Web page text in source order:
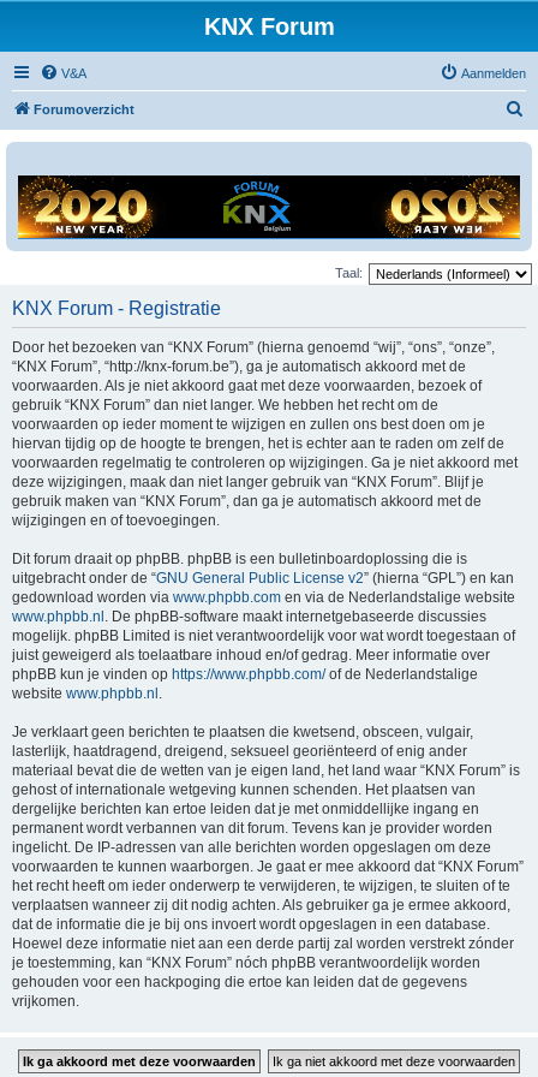
KNX Forum
V&A Aanmelden
Forumoverzicht
Taal:
KNX Forum - Registratie
Door het bezoeken van “KNX Forum” (hierna genoemd “wij”, “ons”, “onze”,
“KNX Forum”, “http://knx-forum.be”), ga je automatisch akkoord met de
voorwaarden. Als je niet akkoord gaat met deze voorwaarden, bezoek of
gebruik “KNX Forum” dan niet langer. We hebben het recht om de
voorwaarden op ieder moment te wijzigen en zullen ons best doen om je
hiervan tijdig op de hoogte te brengen, het is echter aan te raden om zelf de
voorwaarden regelmatig te controleren op wijzigingen. Ga je niet akkoord met
deze wijzigingen, maak dan niet langer gebruik van “KNX Forum”. Blijf je
gebruik maken van “KNX Forum”, dan ga je automatisch akkoord met de
wijzigingen en of toevoegingen.
Dit forum draait op phpBB. phpBB is een bulletinboardoplossing die is
uitgebracht onder de “GNU General Public License v2” (hierna “GPL”) en kan
gedownload worden via www.phpbb.com en via de Nederlandstalige website
www.phpbb.nl . De phpBB-software maakt internetgebaseerde discussies
mogelijk. phpBB Limited is niet verantwoordelijk voor wat wordt toegestaan of
juist geweigerd als toelaatbare inhoud en/of gedrag. Meer informatie over
phpBB kun je vinden op https://www.phpbb.com/of de Nederlandstalige
website www.phpbb.nl .
Je verklaart geen berichten te plaatsen die kwetsend, obsceen, vulgair,
lasterlijk, haatdragend, dreigend, seksueel georiënteerd of enig ander
materiaal bevat die de wetten van je eigen land, het land waar “KNX Forum” is
gehost of internationale wetgeving kunnen schenden. Het plaatsen van
dergelijke berichten kan ertoe leiden dat je met onmiddellijke ingang en
permanent wordt verbannen van dit forum. Tevens kan je provider worden
ingelicht. De IP-adressen van alle berichten worden opgeslagen om deze
voorwaarden te kunnen waarborgen. Je gaat er mee akkoord dat “KNX Forum”
het recht heeft om ieder onderwerp te verwijderen, te wijzigen, te sluiten of te
verplaatsen wanneer zij dit nodig achten. Als gebruiker ga je ermee akkoord,
dat de informatie die je bij ons invoert wordt opgeslagen in een database.
Hoewel deze informatie niet aan een derde partij zal worden verstrekt zónder
je toestemming, kan “KNX Forum” nóch phpBB verantwoordelijk worden
gehouden voor een hackpoging die ertoe kan leiden dat de gegevens
vrijkomen.